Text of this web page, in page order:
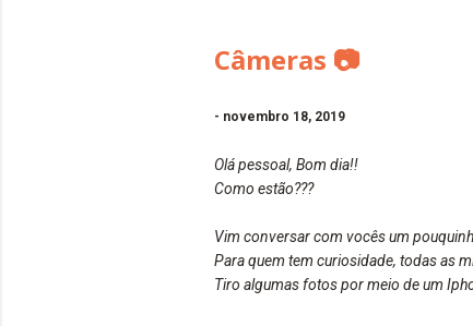
Câmeras 📷
- novembro 18, 2019
Olá pessoal, Bom dia!!
Como estão???
Vim conversar com vocês um
Para quem tem curiosidade, todas as
Tiro algumas fotos por meio de um